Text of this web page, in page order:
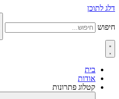
לתוכן
בית
אודות
קטלוג פתרונות